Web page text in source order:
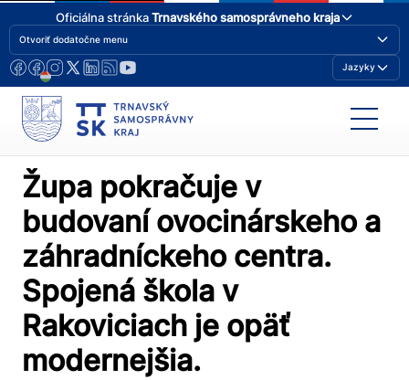
Oficiálna stránkaTrnavského samosprávneho kraja
Otvoriť dodatočne menu
Jazyky
Župa pokračuje v
budovaní ovocinárskeho a
záhradníckeho centra.
Spojená škola v
Rakoviciach je opäť
modernejšia.